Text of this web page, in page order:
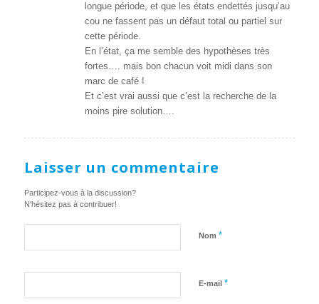
longue période, et que les états endettés jusqu’au
cou ne fassent pas un défaut total ou partiel sur
cette période.
En l’état, ça me semble des hypothèses très
fortes…. mais bon chacun voit midi dans son
marc de café !
Et c’est vrai aussi que c’est la recherche de la
moins pire solution….
Laisser un commentaire
Participez-vous à la discussion?
N'hésitez pas à contribuer!
Nom *
E-mail *